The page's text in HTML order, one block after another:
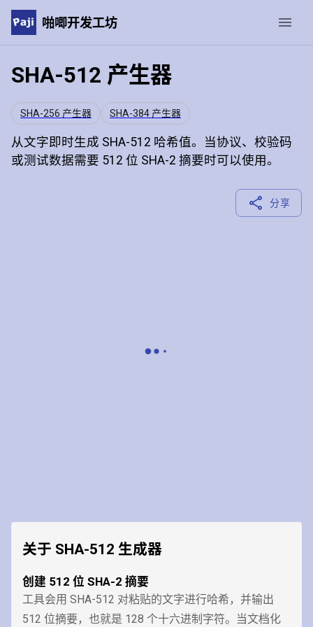
啪唧开发工坊
SHA-512 产生器
SHA-256 产生器 SHA-384 产生器
从文字即时生成 SHA-512 哈希值。当协议、校验码
或测试数据需要 512 位 SHA-2 摘要时可以使用。
分享
关于 SHA-512 生成器
创建 512 位 SHA-2 摘要
工具会用 SHA-512 对粘贴的文字进行哈希，并输出
512 位摘要，也就是 128 个十六进制字符。当文档化